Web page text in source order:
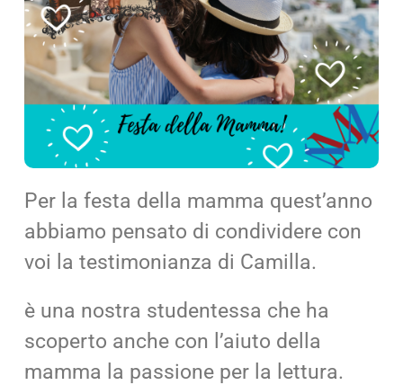
Per la festa della mamma quest’anno
abbiamo pensato di condividere con
voi la testimonianza di Camilla.
è una nostra studentessa che ha
scoperto anche con l’aiuto della
mamma la passione per la lettura.